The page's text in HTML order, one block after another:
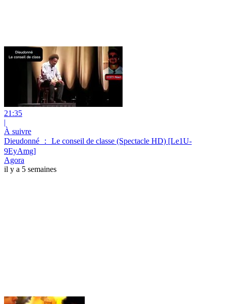
21:35
|
À suivre
Dieudonné ： Le conseil de classe (Spectacle HD) [Le1U-
9EyAmg]
Agora
il y a 5 semaines